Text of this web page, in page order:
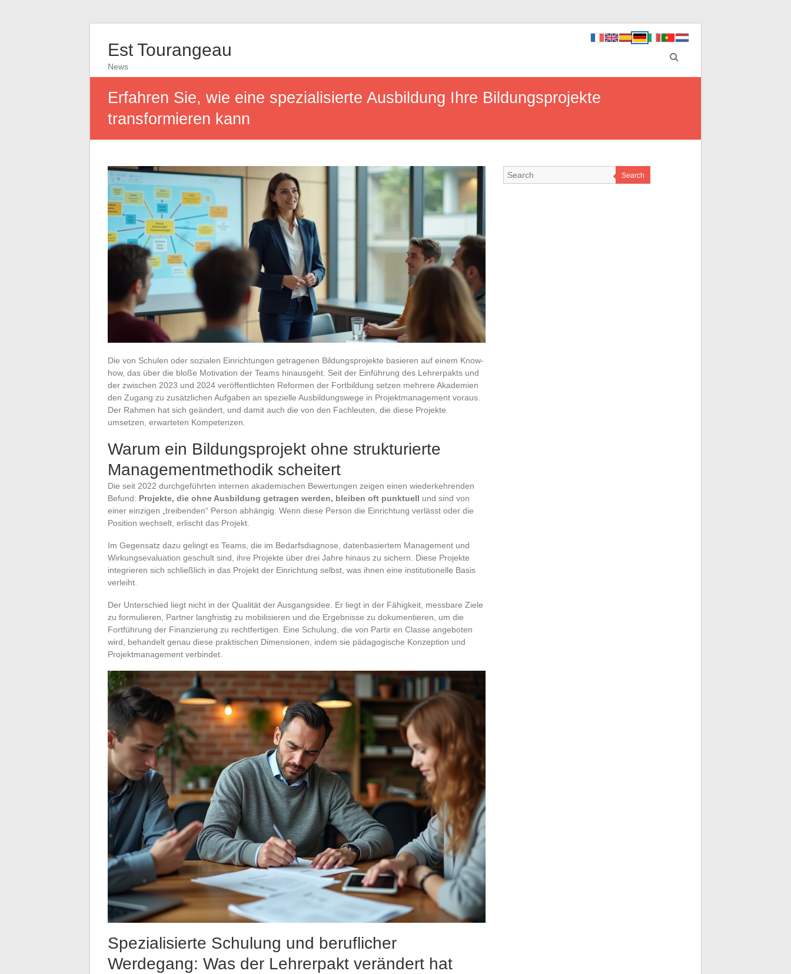
Est Tourangeau
News
Erfahren Sie, wie eine spezialisierte Ausbildung Ihre Bildungsprojekte
transformieren kann
Die von Schulen oder sozialen Einrichtungen getragenen Bildungsprojekte basieren auf einem Know-
how, das über die bloße Motivation der Teams hinausgeht. Seit der Einführung des Lehrerpakts und
der zwischen 2023 und 2024 veröffentlichten Reformen der Fortbildung setzen mehrere Akademien
den Zugang zu zusätzlichen Aufgaben an spezielle Ausbildungswege in Projektmanagement voraus.
Der Rahmen hat sich geändert, und damit auch die von den Fachleuten, die diese Projekte
umsetzen, erwarteten Kompetenzen.
Warum ein Bildungsprojekt ohne strukturierte
Managementmethodik scheitert
Die seit 2022 durchgeführten internen akademischen Bewertungen zeigen einen wiederkehrenden
Befund: Projekte, die ohne Ausbildung getragen werden, bleiben oft punktuell und sind von
einer einzigen „treibenden“ Person abhängig. Wenn diese Person die Einrichtung verlässt oder die
Position wechselt, erlischt das Projekt.
Im Gegensatz dazu gelingt es Teams, die im Bedarfsdiagnose, datenbasiertem Management und
Wirkungsevaluation geschult sind, ihre Projekte über drei Jahre hinaus zu sichern. Diese Projekte
integrieren sich schließlich in das Projekt der Einrichtung selbst, was ihnen eine institutionelle Basis
verleiht.
Der Unterschied liegt nicht in der Qualität der Ausgangsidee. Er liegt in der Fähigkeit, messbare Ziele
zu formulieren, Partner langfristig zu mobilisieren und die Ergebnisse zu dokumentieren, um die
Fortführung der Finanzierung zu rechtfertigen. Eine Schulung, die von Partir en Classe angeboten
wird, behandelt genau diese praktischen Dimensionen, indem sie pädagogische Konzeption und
Projektmanagement verbindet.
Spezialisierte Schulung und beruflicher
Werdegang: Was der Lehrerpakt verändert hat
Search